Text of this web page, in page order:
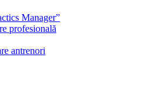
Manager”
profesională
antrenori